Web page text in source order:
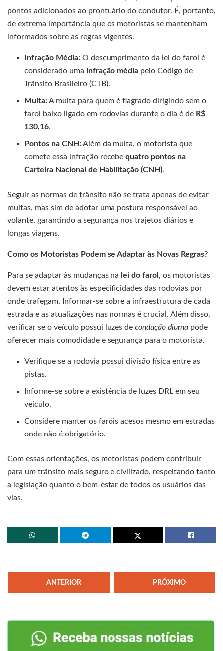
pontos adicionados ao prontuário do condutor. É, portanto,
de extrema importância que os motoristas se mantenham
informados sobre as regras vigentes.
Infração Média: O descumprimento da lei do farol é
considerado uma infração média pelo Código de
Trânsito Brasileiro (CTB).
Multa:A multa para quem é flagrado dirigindo sem o
farol baixo ligado em rodovias durante o dia é de R$
130,16.
Pontos na CNH:Além da multa, o motorista que
comete essa infração recebequatro pontos na
Carteira Nacional de Habilitação (CNH).
Seguir as normas de trânsito não se trata apenas de evitar
multas, mas sim de adotar uma postura responsável ao
volante, garantindo a segurança nos trajetos diários e
longas viagens.
Como os Motoristas Podem se Adaptar às Novas Regras?
Para se adaptar às mudanças na lei do farol , os motoristas
devem estar atentos às especificidades das rodovias por
onde trafegam. Informar-se sobre a infraestrutura de cada
estrada e as atualizações nas normas é crucial. Além disso,
verificar se o veículo possui luzes de condução diurna pode
oferecer mais comodidade e segurança para o motorista.
Verifique se a rodovia possui divisão física entre as
pistas.
Informe-se sobre a existência de luzes DRL em seu
veículo.
Considere manter os faróis acesos mesmo em estradas
onde não é obrigatório.
Com essas orientações, os motoristas podem contribuir
para um trânsito mais seguro e civilizado, respeitando tanto
a legislação quanto o bem-estar de todos os usuários das
vias.
ANTERIOR PRÓXIMO